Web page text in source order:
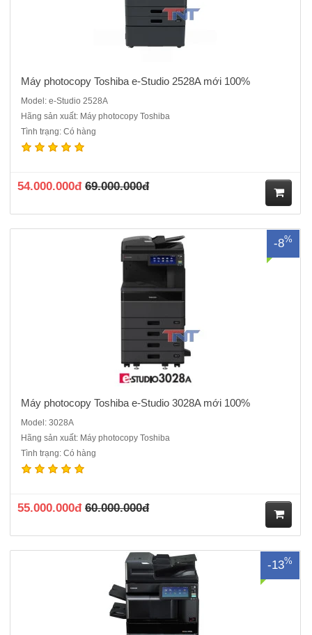
Máy photocopy Toshiba e-Studio 2528A mới 100%
Model: e-Studio 2528A
Hãng sản xuất: Máy photocopy Toshiba
Tình trạng: Có hàng
54.000.000đ 69.000.000đ
ua
-8%
Máy photocopy Toshiba e-Studio 3028A mới 100% Model mới ra thay
thế dòng 3018A. Dòng máy đời mới chạy ổn định, tuổi thọ vật tư cao.
Máy photocopy Toshiba e-Studio 3028A mới 100%
Model: 3028A
Hãng sản xuất: Máy photocopy Toshiba
Tình trạng: Có hàng
55.000.000đ 60.000.000đ
ua
-13%
Máy photo Toshiba e-Studio 3528A mới 100% ( thay thế 3518A) Chức
năng chuẩn: Copy, In, Scan màu - Tốc độ in/copy: 35 trang/phút (A4) -